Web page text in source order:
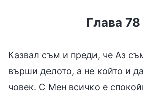
Глава 78
Казвал съм и преди, че Аз
върши делото, а не който и
човек. С Мен всичко е